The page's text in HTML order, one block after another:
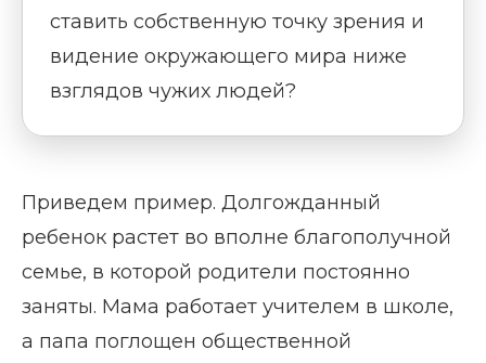
ставить собственную точку зрения и
видение окружающего мира ниже
взглядов чужих людей?
Приведем пример. Долгожданный
ребенок растет во вполне благополучной
семье, в которой родители постоянно
заняты. Мама работает учителем в школе,
а папа поглощен общественной